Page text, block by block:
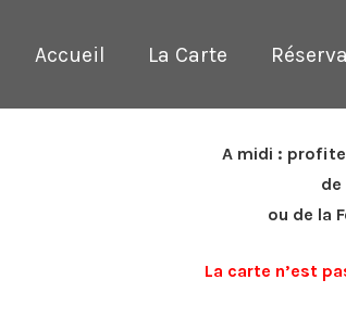
Accueil La Carte
A midi :
de
ou de la
La carte n’est